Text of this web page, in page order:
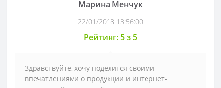
Марина Менчук
22/01/2018 13:56:00
Рейтинг: 5 з 5
Здравствуйте, хочу поделится своими
впечатлениями о продукции и интернет-